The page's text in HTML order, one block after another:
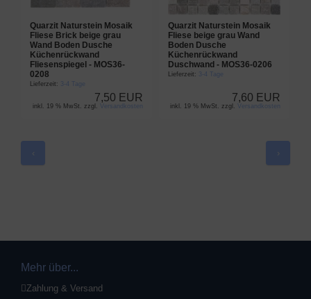
Quarzit Naturstein Mosaik
Fliese Brick beige grau
Wand Boden Dusche
Küchenrückwand
Fliesenspiegel - MOS36-
0208
Lieferzeit: 3-4 Tage
7,50 EUR
inkl. 19 % MwSt. zzgl. Versandkosten
Quarzit Naturstein Mosaik
Fliese beige grau Wand
Boden Dusche
Küchenrückwand
Duschwand - MOS36-0206
Lieferzeit: 3-4 Tage
7,60 EUR
inkl. 19 % MwSt. zzgl.Versandkosten
‹ ›
Mehr über...
Zahlung & Versand